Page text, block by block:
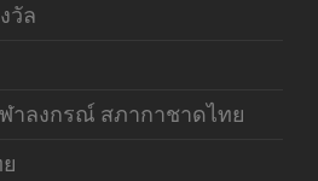
วัล
าลงกรณ์ สภากาชาดไทย